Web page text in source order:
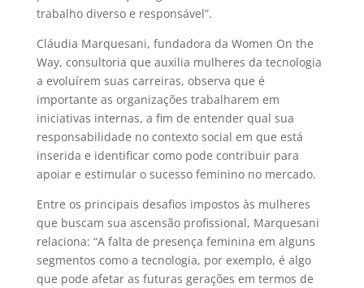
trabalho diverso e responsável”.
Cláudia Marquesani, fundadora da Women On the
Way, consultoria que auxilia mulheres da tecnologia
a evoluírem suas carreiras, observa que é
importante as organizações trabalharem em
iniciativas internas, a fim de entender qual sua
responsabilidade no contexto social em que está
inserida e identificar como pode contribuir para
apoiar e estimular o sucesso feminino no mercado.
Entre os principais desafios impostos às mulheres
que buscam sua ascensão profissional, Marquesani
relaciona: “A falta de presença feminina em alguns
segmentos como a tecnologia, por exemplo, é algo
que pode afetar as futuras gerações em termos de